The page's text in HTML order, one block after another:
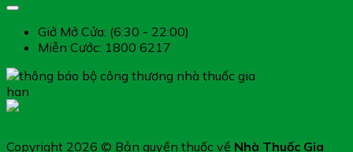
Giở Mở Cửa: (6:30 - 22:00)
Miễn Cước: 1800 6217
Copyright 2026 © Bản quyền thuốc về Nhà Thuốc Gia